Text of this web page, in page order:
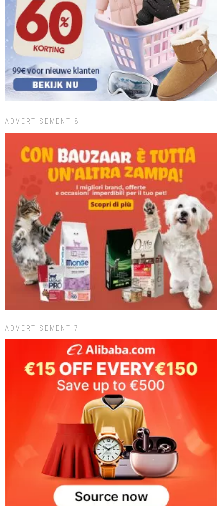
ADVERTISEMENT 8
ADVERTISEMENT 7